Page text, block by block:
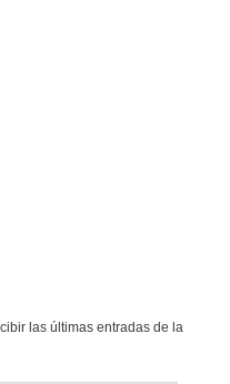
las últimas entradas de la